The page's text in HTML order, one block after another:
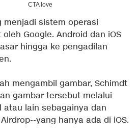
menjadi sistem operasi
Google. Android dan iOS
hingga ke pengadilan
mengambil gambar, Schimdt
gambar tersebut melalui
atau lain sebagainya dan
yang hanya ada di iOS.